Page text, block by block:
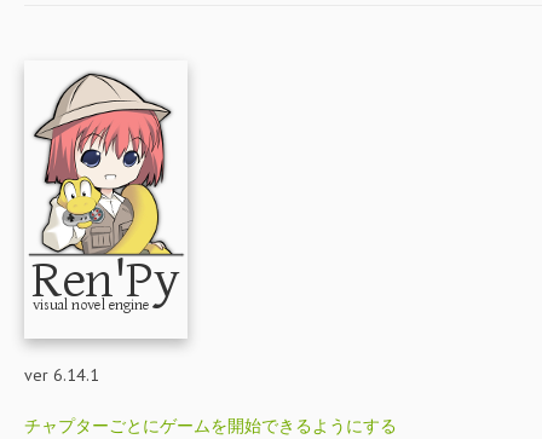
ver 6.14.1
チャプターごとにゲームを開始できるようにする